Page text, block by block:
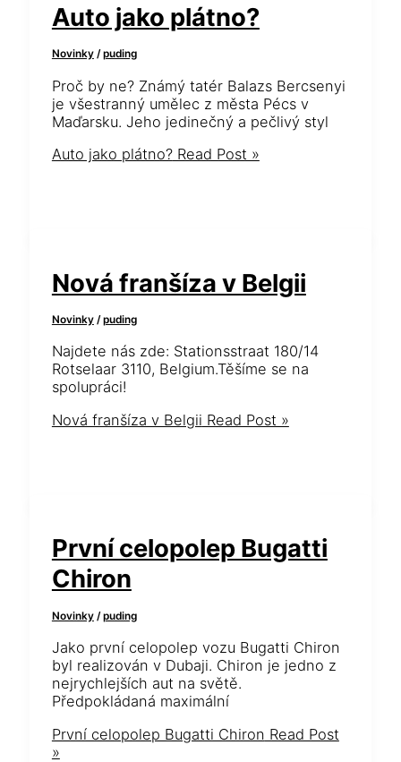
Auto jako plátno?
Novinky/puding
Proč by ne? Známý tatér Balazs Bercsenyi
je všestranný umělec z města Pécs v
Maďarsku. Jeho jedinečný a pečlivý styl
Auto jako plátno?Read Post »
Nová franšíza v Belgii
Novinky/puding
Najdete nás zde: Stationsstraat 180/14
Rotselaar 3110, Belgium.Těšíme se na
spolupráci!
Nová franšíza v Belgii Read Post »
První celopolep Bugatti
Chiron
Novinky/puding
Jako první celopolep vozu Bugatti Chiron
byl realizován v Dubaji. Chiron je jedno z
nejrychlejších aut na světě.
Předpokládaná maximální
První celopolep Bugatti Chiron Read Post
»